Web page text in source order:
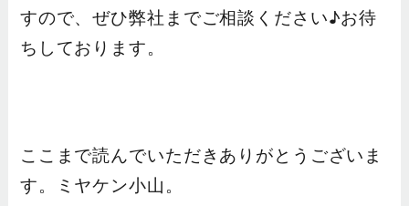
すので、ぜひ弊社までご相談ください♪お待
ちしております。
ここまで読んでいただきありがとうございま
す。ミヤケン小山。